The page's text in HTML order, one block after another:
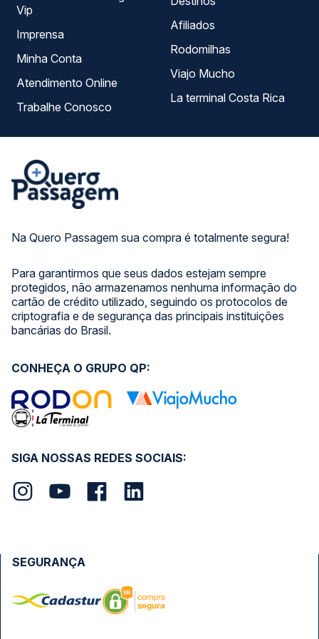
Na Quero Passagem sua compra é totalmente segura!
Para garantirmos que seus dados estejam sempre
protegidos, não armazenamos nenhuma informação do
cartão de crédito utilizado, seguindo os protocolos de
criptografia e de segurança das principais instituições
bancárias do Brasil.
Vip
Imprensa
Minha Conta
Atendimento Online
Trabalhe Conosco
Afiliados
Rodomilhas
Viajo Mucho
La terminal Costa Rica
SIGA NOSSAS REDES SOCIAIS:
CONHEÇA O GRUPO QP:
SEGURANÇA